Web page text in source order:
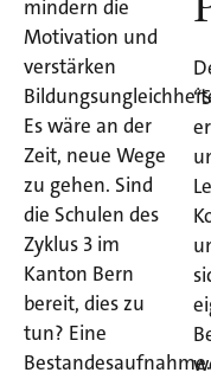
mindern die
Motivation und
verstärken
Es wäre an der
Zeit, neue Wege
zu gehen. Sind
die Schulen des
Zyklus 3 im
Kanton Bern
bereit, dies zu
tun? Eine
Bestandesaufnahme.